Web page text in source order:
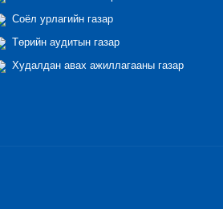
Соёл урлагийн газар
Төрийн аудитын газар
Худалдан авах ажиллагааны газар